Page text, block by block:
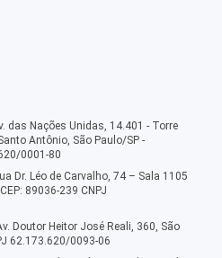
das Nações Unidas, 14.401 - Torre
Antônio, São Paulo/SP -
0001-80
Dr. Léo de Carvalho, 74 – Sala 1105
89036-239 CNPJ
Doutor Heitor José Reali, 360, São
62.173.620/0093-06